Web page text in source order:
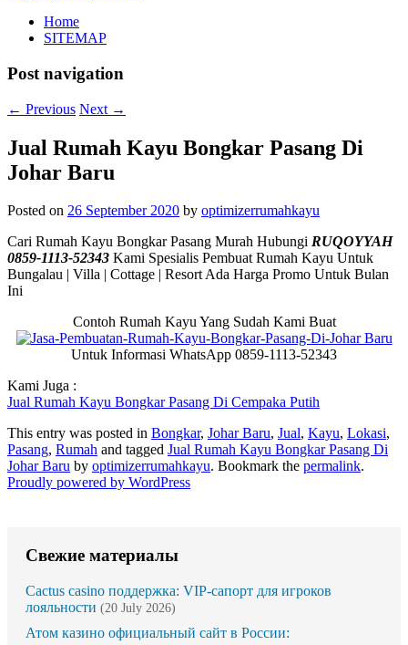
Home
SITEMAP
Post navigation
← Previous Next →
Jual Rumah Kayu Bongkar Pasang Di
Johar Baru
Posted on 26 September 2020 by optimizerrumahkayu
Cari Rumah Kayu Bongkar Pasang Murah Hubungi RUQOYYAH
0859-1113-52343 Kami Spesialis Pembuat Rumah Kayu Untuk
Bungalau | Villa | Cottage | Resort Ada Harga Promo Untuk Bulan
Ini
Contoh Rumah Kayu Yang Sudah Kami Buat
Untuk Informasi WhatsApp 0859-1113-52343
Kami Juga :
Jual Rumah Kayu Bongkar Pasang Di Cempaka Putih
This entry was posted in Bongkar, Johar Baru, Jual, Kayu, Lokasi,
Pasang, Rumah and tagged Jual Rumah Kayu Bongkar Pasang Di
Johar Baru by optimizerrumahkayu. Bookmark the permalink.
Proudly powered by WordPress
Свежие материалы
Cactus casino поддержка: VIP-сапорт для игроков
лояльности (20 July 2026)
Атом казино официальный сайт в России: